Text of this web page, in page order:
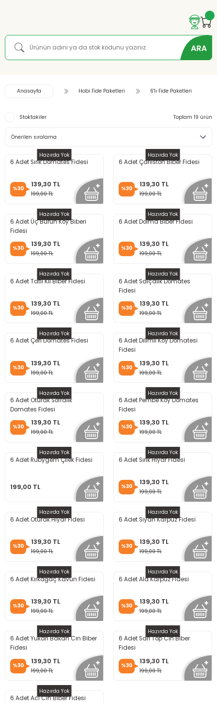
Anasayfa Hobi Fide Paketleri 6'lı Fide Paketleri
Stoktakiler Toplam 19 ürün
Hazırda Yok
6 Adet Sırık Domates Fidesi
%30
139,30 TL
199,00 TL
Hazırda Yok
6 Adet Çarliston Biber Fidesi
%30
139,30 TL
199,00 TL
Hazırda Yok
6 Adet Üç Burun Köy Biberi
Fidesi
%30
139,30 TL
199,00 TL
Hazırda Yok
6 Adet Dolma Biber Fidesi
%30
139,30 TL
199,00 TL
Hazırda Yok
6 Adet Tatlı Kıl Biber Fidesi
%30
139,30 TL
199,00 TL
Hazırda Yok
6 Adet Salçalık Domates
Fidesi
%30
139,30 TL
199,00 TL
Hazırda Yok
6 Adet Çeri Domates Fidesi
%30
139,30 TL
199,00 TL
Hazırda Yok
6 Adet Dilimli Köy Domatesi
Fidesi
%30
139,30 TL
199,00 TL
Hazırda Yok
6 Adet Oturak Sofralık
Domates Fidesi
%30
139,30 TL
199,00 TL
Hazırda Yok
6 Adet Pembe Köy Domates
Fidesi
%30
139,30 TL
199,00 TL
Hazırda Yok
6 Adet Rubygem Çilek Fidesi
199,00 TL
Hazırda Yok
6 Adet Sırık Hıyar Fidesi
%30
139,30 TL
199,00 TL
Hazırda Yok
6 Adet Oturak Hıyar Fidesi
%30
139,30 TL
199,00 TL
Hazırda Yok
6 Adet Siyah Karpuz Fidesi
%30
139,30 TL
199,00 TL
Hazırda Yok
6 Adet Kırkağaç Kavun Fidesi
%30
139,30 TL
199,00 TL
Hazırda Yok
6 Adet Ala Karpuz Fidesi
%30
139,30 TL
199,00 TL
Hazırda Yok
6 Adet Yukarı Bakan Cin Biber
Fidesi
%30
139,30 TL
199,00 TL
Hazırda Yok
6 Adet Sarı Top Cin Biber
Fidesi
%30
139,30 TL
199,00 TL
Hazırda Yok
6 Adet Acı Cin Biber Fidesi